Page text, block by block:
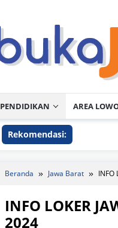
PENDIDIKAN AREA
Rekomendasi:
Beranda Jawa Barat INFO
INFO LOKER
2024